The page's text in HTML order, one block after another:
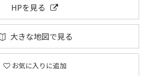
HPを見る
大きな地図で見る
お気に入りに追加